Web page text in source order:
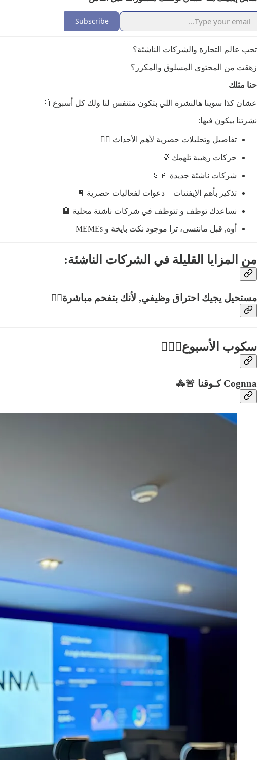
Subscribe
تحب عالم التجارة والشركات الناشئة؟
زهقت من المحتوى المسلوق والمكرر؟
حنا مثلك
عشان كذا سوينا هالنشرة اللي بتكون متنفس لنا ولك كل أسبوع 📰
نشرتنا بيكون فيها:
تفاصيل وتحليلات حصرية لأهم الأحداث 🕵️‍♂️
حركات رهيبة تلهمك 💡
شركات ناشئة جديدة 🇸🇦
تذكير بأهم الإيفنتات + دعوات لفعاليات حصرية📮
نساعدك توظف و تتوظف في شركات ناشئة محلية 🏦
أوه, قبل ماننسى، ترا موجود نكت بايخة و MEMEs
من المزايا القليلة في الشركات الناشئة:
مستحيل يجيك احتراق وظيفي, لأنك بتفحم مباشرة❤️‍🔥
سكوب الأسبوع🕵🏻‍♂️
Cognna كـوقنا 🚨🚓